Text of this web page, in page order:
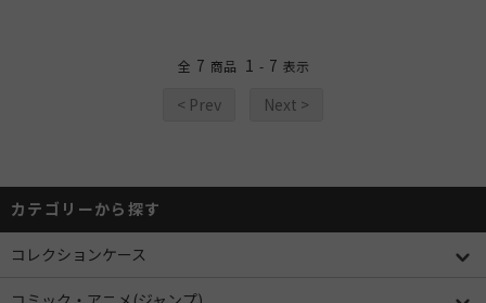
全 7 商品 1 - 7 表示
< Prev Next >
カテゴリーから探す
コレクションケース